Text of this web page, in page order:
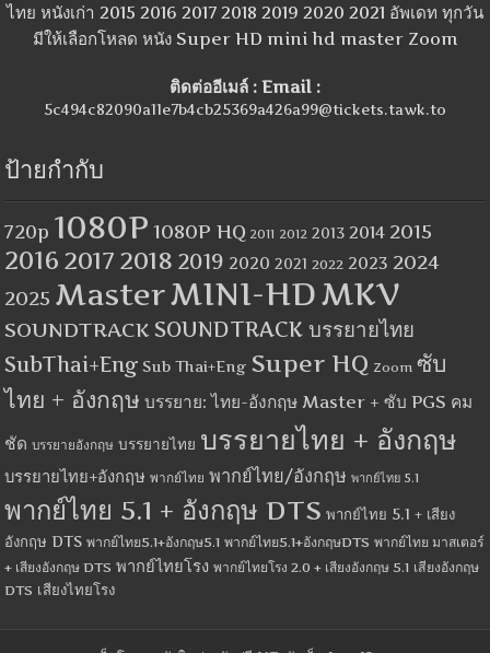
ไทย หนังเก่า 2015 2016 2017 2018 2019 2020 2021 อัพเดท ทุกวัน
มีให้เลือกโหลด หนัง Super HD mini hd master Zoom
ติดต่ออีเมล์ : Email :
5c494c82090a11e7b4cb25369a426a99@tickets.tawk.to
ป้ายกำกับ
720p 1080P 1080P HQ 2011 2012 2013 2014 2015
2016 2017 2018 2019 2020 2021 2022 2023 2024
2025 MasterMINI-HDMKV
SOUNDTRACK SOUNDTRACK บรรยายไทย
SubThai+Eng Sub Thai+Eng Super HQ Zoom ซับ
ไทย + อังกฤษ บรรยาย: ไทย-อังกฤษ Master + ซับ PGS คม
ชัด บรรยายอังกฤษ บรรยายไทย บรรยายไทย + อังกฤษ
บรรยายไทย+อังกฤษ พากย์ไทย พากย์ไทย/อังกฤษ พากย์ไทย 5.1
พากย์ไทย 5.1 + อังกฤษ DTS พากย์ไทย 5.1 + เสียง
อังกฤษ DTS พากย์ไทย5.1+อังกฤษ5.1 พากย์ไทย5.1+อังกฤษDTS พากย์ไทย มาสเตอร์
+ เสียงอังกฤษ DTS พากย์ไทยโรง พากย์ไทยโรง 2.0 + เสียงอังกฤษ 5.1 เสียงอังกฤษ
DTS เสียงไทยโรง